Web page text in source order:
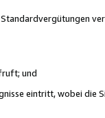
und
eintritt, wobei die